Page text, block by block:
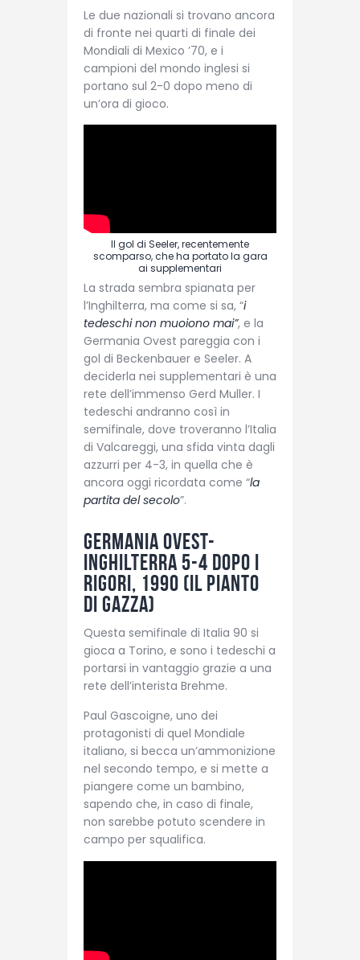
Le due nazionali si trovano ancora
di fronte nei quarti di finale dei
Mondiali di Mexico ’70, e i
campioni del mondo inglesi si
portano sul 2-0 dopo meno di
un’ora di gioco.
Il gol di Seeler, recentemente
scomparso, che ha portato la gara
ai supplementari
La strada sembra spianata per
l’Inghilterra, ma come si sa, “i
tedeschi non muoiono mai”, e la
Germania Ovest pareggia con i
gol di Beckenbauer e Seeler. A
deciderla nei supplementari è una
rete dell’immenso Gerd Muller. I
tedeschi andranno così in
semifinale, dove troveranno l’Italia
di Valcareggi, una sfida vinta dagli
azzurri per 4-3, in quella che è
ancora oggi ricordata come “la
partita del secolo”.
Germania Ovest-
Inghilterra 5-4 dopo i
rigori, 1990 (Il pianto
di Gazza)
Questa semifinale di Italia 90 si
gioca a Torino, e sono i tedeschi a
portarsi in vantaggio grazie a una
rete dell’interista Brehme.
Paul Gascoigne, uno dei
protagonisti di quel Mondiale
italiano, si becca un’ammonizione
nel secondo tempo, e si mette a
piangere come un bambino,
sapendo che, in caso di finale,
non sarebbe potuto scendere in
campo per squalifica.